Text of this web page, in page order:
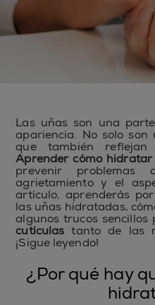
Las uñas son una
apariencia. No solo son
que también reflejan
Aprender cómo
prevenir
agrietamiento y el
artículo, aprenderás
las uñas hidratadas,
algunos trucos
cutículas tanto de las
¡Sigue leyendo!
¿Por qué hay